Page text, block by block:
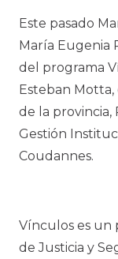
Este pasado
María Eugenia
del programa
Esteban
de la provincia,
Gestión
Coudannes.
Vínculos es un
de Justicia y